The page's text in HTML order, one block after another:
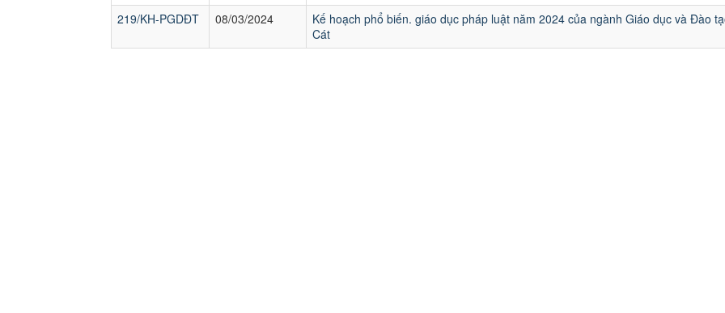
219/KH-PGDĐT
08/03/2024
Kế hoạch phổ biến. giáo dục pháp luật năm 2024 của ngành Giáo dục và Đào
Cát